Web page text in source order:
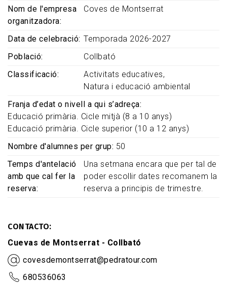
CONTACTO
Cuevas de Montserrat - Collbató
covesdemontserrat@pedratour.com
680536063
Nom de l'empresa
organitzadora
Coves de Montserrat
Data de celebració Temporada 2026-2027
Població
Collbató
Classificació
Activitats educatives
Natura i educació ambiental
Franja d’edat o nivell a qui s’adreça
Educació primària. Cicle mitjà (8 a 10 anys)
Educació primària. Cicle superior (10 a 12 anys)
Nombre d'alumnes per grup 50
Temps d'antelació
amb que cal fer la
reserva
Una setmana encara que per tal de
poder escollir dates recomanem la
reserva a principis de trimestre.